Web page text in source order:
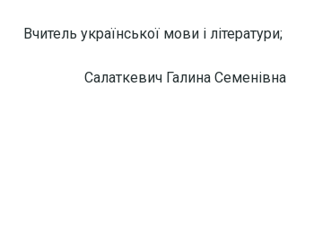
Вчитель української мови і літератури;
Салаткевич Галина Семенівна